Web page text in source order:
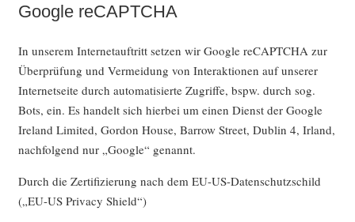
Google reCAPTCHA
In unserem Internetauftritt setzen wir Google reCAPTCHA zur
Überprüfung und Vermeidung von Interaktionen auf unserer
Internetseite durch automatisierte Zugriffe, bspw. durch sog.
Bots, ein. Es handelt sich hierbei um einen Dienst der Google
Ireland Limited, Gordon House, Barrow Street, Dublin 4, Irland,
nachfolgend nur „Google“ genannt.
Durch die Zertifizierung nach dem EU-US-Datenschutzschild
(„EU-US Privacy Shield“)